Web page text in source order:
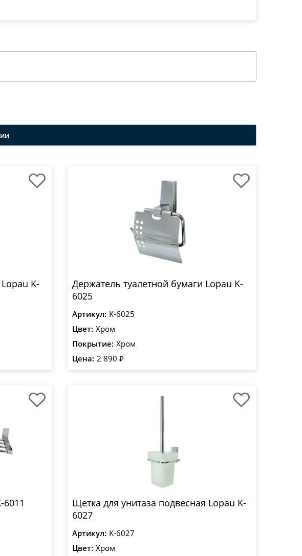
K-
Держатель туалетной бумаги Lopau K-
6025
Артикул: K-6025
Цвет: Хром
Покрытие: Хром
Цена: 2 890 ₽
Щетка для унитаза подвесная Lopau K-
6027
Артикул: K-6027
Цвет: Хром